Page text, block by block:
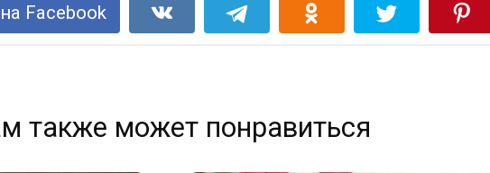
Facebook
также может понравиться